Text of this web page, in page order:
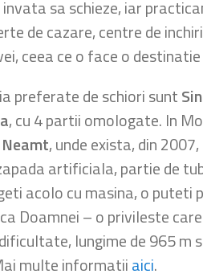
sa schieze, iar
de cazare, centre de
ceea ce o face o
preferate de schiori sunt
, cu 4 partii omologate. In
, unde exista, din
artificiala, partie de
acolo cu masina, o puteti
Doamnei – o privileste
lungime de 965 m
multe informatiiaici.